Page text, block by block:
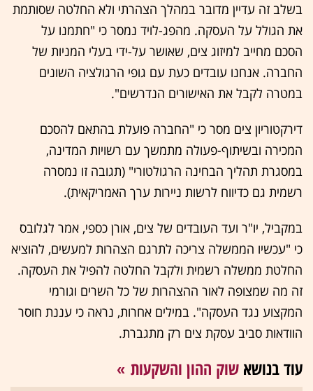
בשלב זה עדיין מדובר במהלך הצהרתי ולא החלטה שסותמת
את הגולל על העסקה. מהפג-לויד נמסר כי "חתמנו על
הסכם מחייב למיזוג צים, שאושר על-ידי בעלי המניות של
החברה. אנחנו עובדים כעת עם גופי הרגולציה השונים
במטרה לקבל את האישורים הנדרשים".
דירקטוריון צים מסר כי "החברה פועלת בהתאם להסכם
המכירה ובשיתוף-פעולה מתמשך עם רשויות המדינה,
במסגרת תהליך הבחינה הרגולטורי" (תגובה זו נמסרה
רשמית גם כדיווח לרשות ניירות ערך האמריקאית).
במקביל, יו"ר ועד העובדים של צים, אורן כספי, אמר לגלובס
כי "עכשיו הממשלה צריכה לתרגם הצהרות למעשים, להוציא
החלטת ממשלה רשמית ולקבל החלטה להפיל את העסקה.
זה מה שמצופה לאור ההצהרות של כל השרים וגורמי
המקצוע נגד העסקה". במילים אחרות, נראה כי עננת חוסר
הוודאות סביב עסקת צים רק מתגברת.
עוד בנושא שוק ההון והשקעות